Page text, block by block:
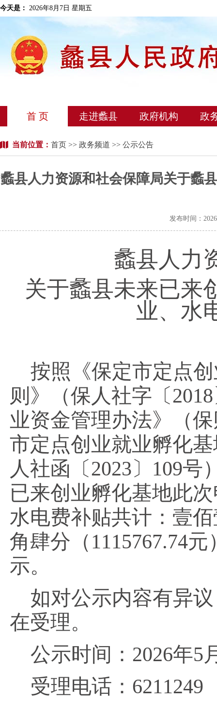
今天是： 2026年8月7日 星期五
首 页 走进蠡县 政府机构 政
当前位置： 首页 >> 政务频道 >> 公示公告
蠡县人力资源和社会保障局关于蠡
发布时间：
蠡县人力
关于蠡县未来已来
业、水
按照《保定市定点
则》（保人社字〔
业资金管理办法》（
市定点创业就业孵化
人社函〔2023〕109
已来创业孵化基地此
水电费补贴共计： 壹
角肆分 （1115767.74元
示。
如对公示内容有异
在受理。
公示时间： 2026年5
受理电话： 6211249